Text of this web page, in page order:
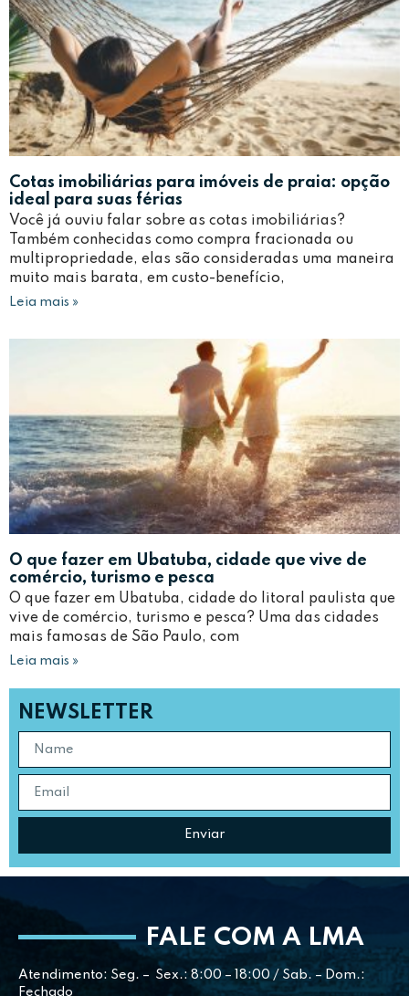
Cotas imobiliárias para imóveis de praia: opção
ideal para suas férias
Você já ouviu falar sobre as cotas imobiliárias?
Também conhecidas como compra fracionada ou
multipropriedade, elas são consideradas uma maneira
muito mais barata, em custo-benefício,
Leia mais »
O que fazer em Ubatuba, cidade que vive de
comércio, turismo e pesca
O que fazer em Ubatuba, cidade do litoral paulista que
vive de comércio, turismo e pesca? Uma das cidades
mais famosas de São Paulo, com
Leia mais »
NEWSLETTER
Enviar
FALE COM A LMA
Atendimento: Seg. – Sex.: 8:00 – 18:00 / Sab. – Dom.:
Fechado